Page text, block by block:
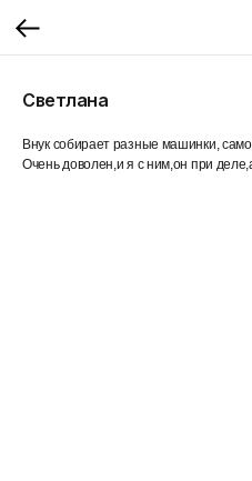
Светлана
Внук собирает разные машинки,
Очень доволен,и я с ним,он при